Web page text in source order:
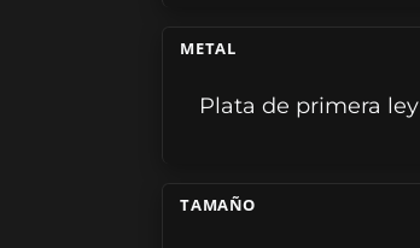
METAL
Plata de primera ley
TAMAÑO